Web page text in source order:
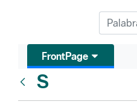
FrontPage
S